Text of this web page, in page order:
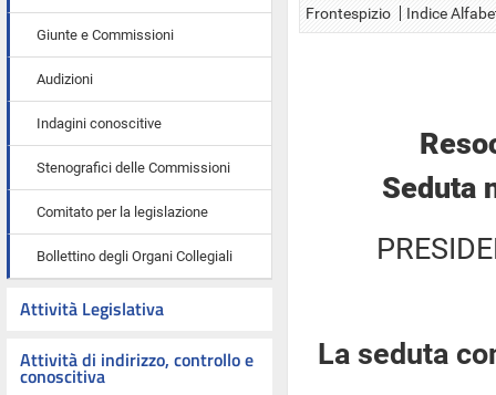
Giunte e Commissioni
Audizioni
Indagini conoscitive
Stenografici delle Commissioni
Comitato per la legislazione
Bollettino degli Organi Collegiali
Attività Legislativa
Attività di indirizzo, controllo e
conoscitiva
Frontespizio Indice
Seduta
La seduta